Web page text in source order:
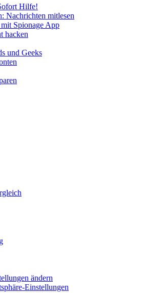
Hilfe!
Nachrichten mitlesen
Spionage App
hacken
und Geeks
ändern
Einstellungen